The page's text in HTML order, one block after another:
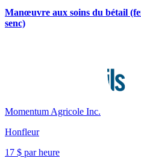
Manœuvre aux soins du bétail
senc)
Momentum Agricole Inc.
Honfleur
17 $ par heure